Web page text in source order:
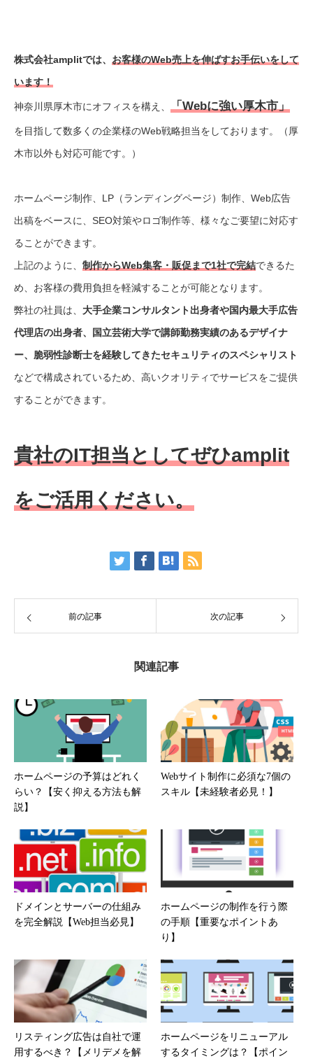
株式会社amplitでは、 お客様のWeb売上を伸ばすお手伝いをして
います！
神奈川県厚木市にオフィスを構え、 「Webに強い厚木市」
を目指して数多くの企業様のWeb戦略担当をしております。（厚
木市以外も対応可能です。）
ホームページ制作、LP（ランディングページ）制作、Web広告
出稿をベースに、SEO対策やロゴ制作等、様々なご要望に対応す
ることができます。
上記のように、 制作からWeb集客・販促まで1社で完結できるた
め、お客様の費用負担を軽減することが可能となります。
弊社の社員は、 大手企業コンサルタント出身者や国内最大手広告
代理店の出身者、国立芸術大学で講師勤務実績のあるデザイナ
ー、脆弱性診断士を経験してきたセキュリティのスペシャリスト
などで構成されているため、高いクオリティでサービスをご提供
することができます。
貴社のIT担当としてぜひamplit
をご活用ください。
前の記事 次の記事
関連記事
ホームページの予算はどれく
らい？【安く抑える方法も解
説】
Webサイト制作に必須な7個の
スキル【未経験者必見！】
ドメインとサーバーの仕組み
を完全解説【Web担当必見】
ホームページの制作を行う際
の手順【重要なポイントあ
り】
リスティング広告は自社で運
用するべき？【メリデメを解
ホームページをリニューアル
するタイミングは？【ポイン